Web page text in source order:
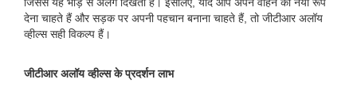
देना चाहते हैं और सड़क पर अपनी पहचान बनाना चाहते हैं, तो जीटीआर अलॉय
व्हील्स सही विकल्प हैं।
जीटीआर अलॉय व्हील्स के प्रदर्शन लाभ